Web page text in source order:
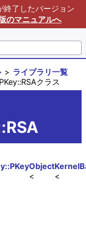
終了したバージョン
のマニュアルへ
ライブラリ一覧
クラス
Kernel
Object